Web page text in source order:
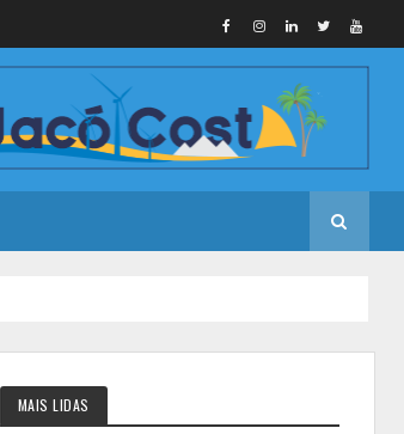
MAIS LIDAS